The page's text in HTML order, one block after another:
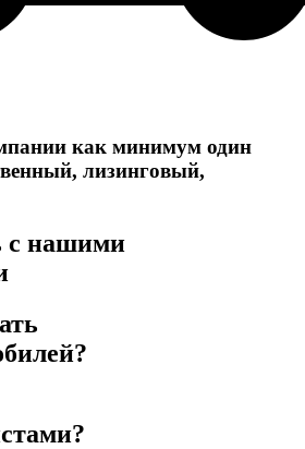
как минимум один
лизинговый,
с нашими